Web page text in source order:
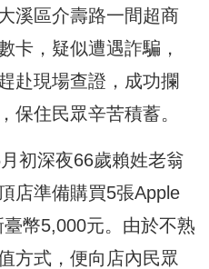
溪區介壽路一間超商
卡，疑似遭遇詐騙，
赴現場查證，成功攔
保住民眾辛苦積蓄。
初深夜66歲賴姓老翁
店準備購買5張Apple
幣5,000元。由於不熟
方式，便向店內民眾